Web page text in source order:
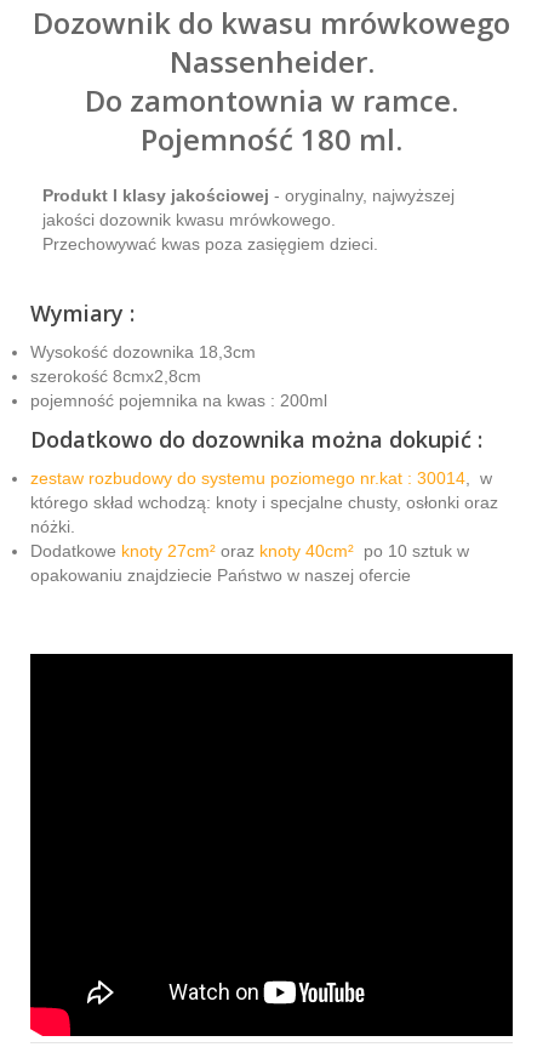
Dozownik do kwasu mrówkowego
Nassenheider.
Do zamontownia w ramce.
Pojemność 180 ml.
Produkt I klasy jakościowej - oryginalny, najwyższej
jakości dozownik kwasu mrówkowego.
Przechowywać kwas poza zasięgiem dzieci.
Wymiary :
Wysokość dozownika 18,3cm
szerokość 8cmx2,8cm
pojemność pojemnika na kwas : 200ml
Dodatkowo do dozownika można dokupić :
zestaw rozbudowy do systemu poziomego nr.kat : 30014
w
którego skład wchodzą: knoty i specjalne chusty, osłonki oraz
nóżki.
Dodatkowe knoty 27cm² oraz knoty 40cm² po 10 sztuk w
opakowaniu znajdziecie Państwo w naszej ofercie